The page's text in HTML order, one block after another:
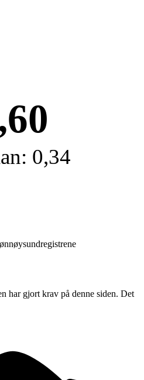
0,34
har gjort krav på denne siden. Det